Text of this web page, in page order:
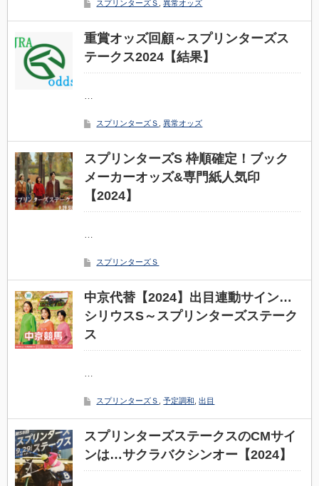
スプリンターズＳ ,異常オッズ
重賞オッズ回顧～スプリンターズス
テークス2024【結果】
…
スプリンターズＳ ,異常オッズ
スプリンターズS 枠順確定！ブック
メーカーオッズ&専門紙人気印
【2024】
…
スプリンターズＳ
中京代替【2024】出目連動サイン…
シリウスS～スプリンターズステーク
ス
…
スプリンターズＳ ,予定調和 ,出目
スプリンターズステークスのCMサイ
ンは…サクラバクシンオー【2024】